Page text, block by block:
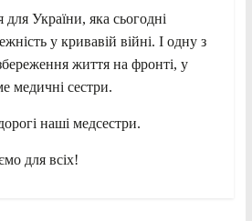
України, яка сьогодні
у кривавій війні. І одну з
життя на фронті, у
медичні сестри.
наші медсестри.
для всіх!